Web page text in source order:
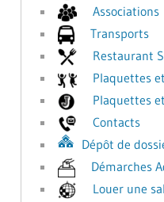
Associations
Transports
Restaurant
Plaquettes
Plaquettes
Contacts
Dépôt de
Démarches
Louer une